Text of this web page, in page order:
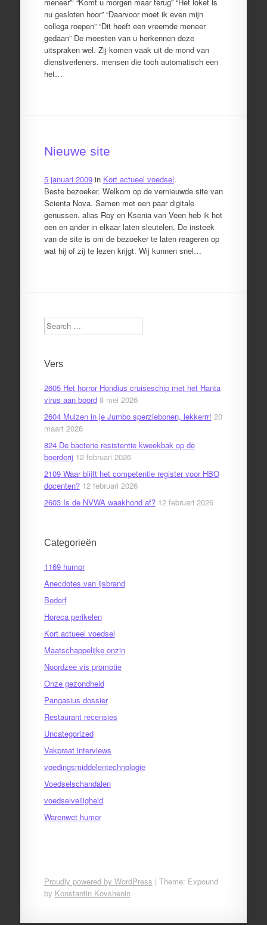
nu gesloten hoor” “Daarvoor moet ik even mijn
collega roepen” “Dit heeft een vreemde meneer
gedaan” De meesten van u herkennen deze
uitspraken wel. Zij komen vaak uit de mond van
dienstverleners. mensen die toch automatisch een
het…
Nieuwe site
5 januari 2009in Kort actueel voedsel.
Beste bezoeker. Welkom op de vernieuwde site van
Scienta Nova. Samen met een paar digitale
genussen, alias Roy en Ksenia van Veen heb ik het
een en ander in elkaar laten sleutelen. De insteek
van de site is om de bezoeker te laten reageren op
wat hij of zij te lezen krijgt. Wij kunnen snel…
Search
Vers
2605 Het horror Hondius cruiseschip met het Hanta
virus aan boord 8 mei 2026
2604 Muizen in je Jumbo sperziebonen, lekkerrr! 20
maart 2026
824 De bacterie resistentie kweekbak op de
boerderij 12 februari 2026
2109 Waar blijft het competentie register voor HBO
docenten? 12 februari 2026
2603 Is de NVWA waakhond af? 12 februari 2026
Categorieën
1169 humor
Anecdotes van ijsbrand
Bederf
Horeca perikelen
Kort actueel voedsel
Maatschappelijke onzin
Noordzee vis promotie
Onze gezondheid
Pangasius dossier
Restaurant recensies
Uncategorized
Vakpraat interviews
voedingsmiddelentechnologie
Voedselschandalen
voedselveiligheid
Warenwet humor
Proudly powered by WordPress | Theme: Expound
by Konstantin Kovshenin